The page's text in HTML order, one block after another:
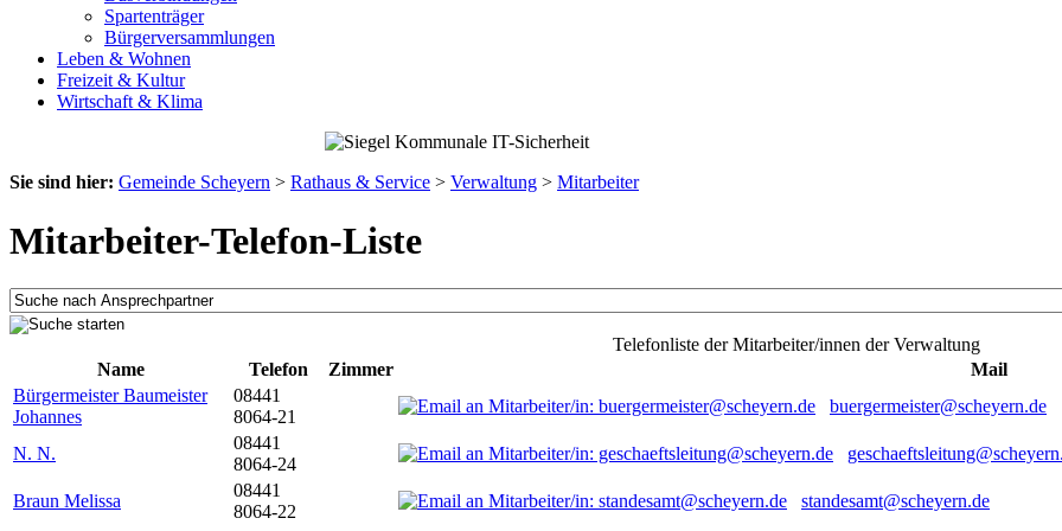
Spartenträger
Bürgerversammlungen
Leben & Wohnen
Freizeit & Kultur
Wirtschaft & Klima
Sie sind hier: Gemeinde Scheyern > Rathaus & Service > Verwaltung > Mitarbeiter
Mitarbeiter-Telefon-Liste
Telefonliste der Mitarbeiter/innen der Verwaltung
Name
Telefon Zimmer
Mail
Bürgermeister Baumeister
Johannes
08441
8064-21
buergermeister@scheyern.de
N. N.
08441
8064-24
Braun Melissa
08441
8064-22
standesamt@scheyern.de